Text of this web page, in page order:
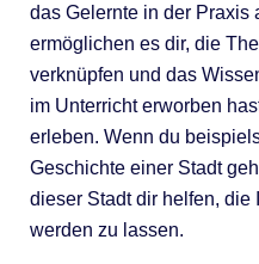
das Gelernte in der Praxis
ermöglichen es dir, die
verknüpfen und das
im Unterricht erworben
erleben. Wenn du
Geschichte einer Stadt
dieser Stadt dir helfen, die
werden zu lassen.